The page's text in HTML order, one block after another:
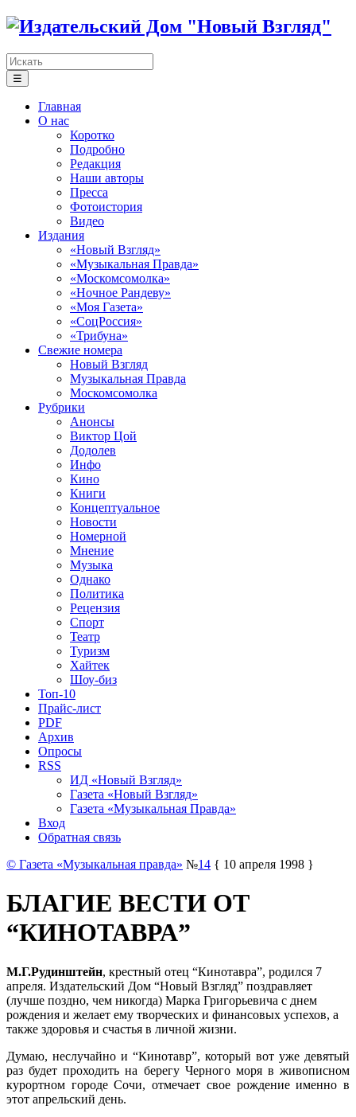
☰
Главная
О нас
Коротко
Подробно
Редакция
Наши авторы
Пресса
Фотоистория
Видео
Издания
«Новый Взгляд»
«Музыкальная Правда»
«Москомсомолка»
«Ночное Рандеву»
«Моя Газета»
«СоцРоссия»
«Трибуна»
Свежие номера
Новый Взгляд
Музыкальная Правда
Москомсомолка
Рубрики
Анонсы
Виктор Цой
Додолев
Инфо
Кино
Книги
Концептуальное
Новости
Номерной
Мнение
Музыка
Однако
Политика
Рецензия
Спорт
Театр
Туризм
Хайтек
Шоу-биз
Топ-10
Прайс-лист
PDF
Архив
Опросы
RSS
ИД «Новый Взгляд»
Газета «Новый Взгляд»
Газета «Музыкальная Правда»
Вход
Обратная связь
© Газета «Музыкальная правда» №14 { 10 апреля 1998 }
БЛАГИЕ ВЕСТИ ОТ
“КИНОТАВРА”
М.Г.Рудинштейн, крестный отец “Кинотавра”, родился 7
апреля. Издательский Дом “Новый Взгляд” поздравляет
(лучше поздно, чем никогда) Марка Григорьевича с днем
рождения и желает ему творческих и финансовых успехов, а
также здоровья и счастья в личной жизни.
Думаю, неслучайно и “Кинотавр”, который вот уже девятый
раз будет проходить на берегу Черного моря в живописном
курортном городе Сочи, отмечает свое рождение именно в
этот апрельский день.